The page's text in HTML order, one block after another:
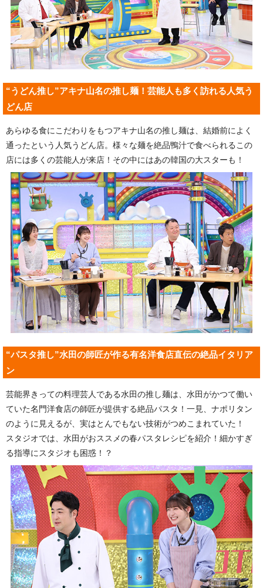
“うどん推し”アキナ山名の推し麺！芸能人も多く訪れる人気う
どん店
あらゆる食にこだわりをもつアキナ山名の推し麺は、結婚前によく
通ったという人気うどん店。様々な麺を絶品鴨汁で食べられるこの
店には多くの芸能人が来店！その中にはあの韓国の大スターも！
“パスタ推し”水田の師匠が作る有名洋食店直伝の絶品イタリア
ン
芸能界きっての料理芸人である水田の推し麺は、水田がかつて働い
ていた名門洋食店の師匠が提供する絶品パスタ！一見、ナポリタン
のように見えるが、実はとんでもない技術がつめこまれていた！
スタジオでは、水田がおススメの春パスタレシピを紹介！細かすぎ
る指導にスタジオも困惑！？